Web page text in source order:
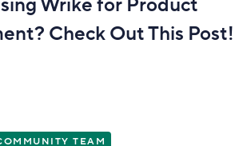
Wrike for Product
Check Out This Post!